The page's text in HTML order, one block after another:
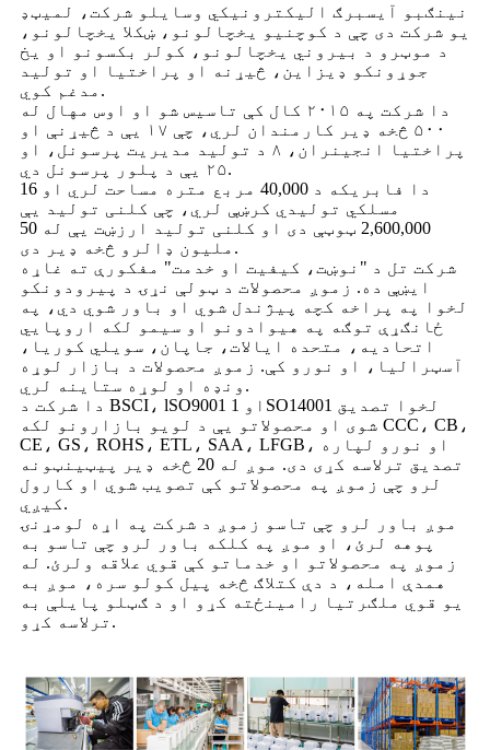
نینګبو آیسبرګ الیکترونیکي وسایلو شرکت، لمیټډ
یو شرکت دی چې د کوچنیو یخچالونو، ښکلا یخچالونو،
د موټرو د بیروني یخچالونو، کولر بکسونو او یخ
جوړونکو ډیزاین، څیړنه او پراختیا او تولید
مدغم کوي.
دا شرکت په ۲۰۱۵ کال کې تاسیس شو او اوس مهال له
۵۰۰ څخه ډیر کارمندان لري، چې ۱۷ یې د څیړنې او
پراختیا انجینران، ۸ د تولید مدیریت پرسونل، او
۲۵ یې د پلور پرسونل دي.
دا فابریکه د 40,000 مربع متره مساحت لري او 16
مسلکي تولیدي کرښې لري، چې کلنی تولید یې
2,600,000 ټوټې دی او کلنی تولید ارزښت یې له 50
ملیون ډالرو څخه ډیر دی.
شرکت تل د "نوښت، کیفیت او خدمت" مفکورې ته غاړه
ایښې ده. زموږ محصولات د ټولې نړۍ د پیرودونکو
لخوا په پراخه کچه پیژندل شوي او باور شوي دي، په
ځانګړې توګه په هیوادونو او سیمو لکه اروپایي
اتحادیه، متحده ایالات، جاپان، سویلي کوریا،
آسټرالیا، او نورو کې. زموږ محصولات د بازار لوړه
ونډه او لوړه ستاینه لري.
دا شرکت د BSCI، lSO9001 او 1SO14001 لخوا تصدیق
شوی او محصولاتو یې د لویو بازارونو لکه CCC، CB،
CE، GS، ROHS، ETL، SAA، LFGB، او نورو لپاره
تصدیق ترلاسه کړی دی. موږ له 20 څخه ډیر پیټینټونه
لرو چې زموږ په محصولاتو کې تصویب شوي او کارول
کیږي.
موږ باور لرو چې تاسو زموږ د شرکت په اړه لومړنۍ
پوهه لرئ، او موږ په کلکه باور لرو چې تاسو به
زموږ په محصولاتو او خدماتو کې قوي علاقه ولرئ. له
همدې امله، د دې کتلاګ څخه پیل کولو سره، موږ به
یو قوي ملګرتیا رامینځته کړو او د ګټلو پایلې به
ترلاسه کړو.